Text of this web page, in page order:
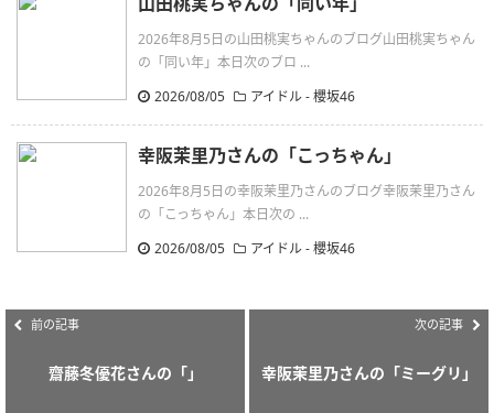
2026年8月5日の山田桃実ちゃんのブログ山田桃実ちゃん
の「同い年」本日次のブロ ...
2026/08/05
アイドル - 櫻坂46
幸阪茉里乃さんの「こっちゃん」
2026年8月5日の幸阪茉里乃さんのブログ幸阪茉里乃さん
の「こっちゃん」本日次の ...
2026/08/05
アイドル - 櫻坂46
前の記事
齋藤冬優花さんの「」
次の記事
幸阪茉里乃さんの「ミーグリ」